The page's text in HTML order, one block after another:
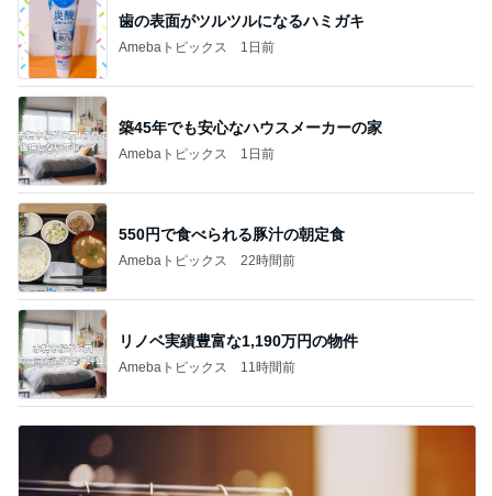
歯の表面がツルツルになるハミガキ
Amebaトピックス 1日前
築45年でも安心なハウスメーカーの家
Amebaトピックス 1日前
550円で食べられる豚汁の朝定食
Amebaトピックス 22時間前
リノベ実績豊富な1,190万円の物件
Amebaトピックス 11時間前